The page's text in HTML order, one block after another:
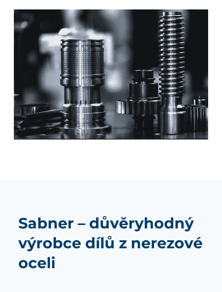
Sabner – důvěryhodný
výrobce dílů z nerezové
oceli